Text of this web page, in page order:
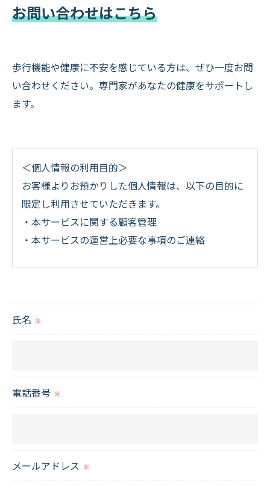
お問い合わせはこちら
歩行機能や健康に不安を感じている方は、ぜひ一度お問
い合わせください。専門家があなたの健康をサポートし
ます。
＜個人情報の利用目的＞
お客様よりお預かりした個人情報は、以下の目的に
限定し利用させていただきます。
・本サービスに関する顧客管理
・本サービスの運営上必要な事項のご連絡
られた場合を除き、
当社では、利用目的の達成に必要な範囲において、
氏名 ※
電話番号 ※
メールアドレス ※